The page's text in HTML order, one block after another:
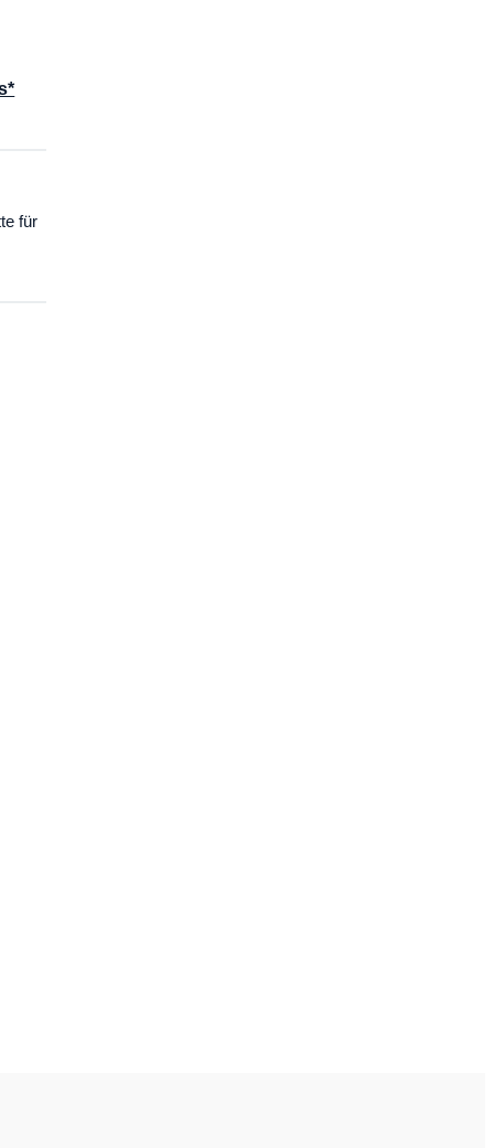
für